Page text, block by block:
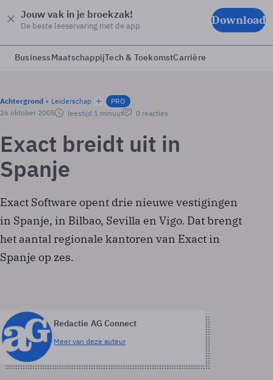
Jouw vak in je broekzak!
De beste leeservaring met de app Download
BusinessMaatschappijTech & ToekomstCarrière
Achtergrond Leiderschap
PRO
26 oktober 2005
leestijd 1 minuut 0 reacties
Exact breidt uit in
Spanje
Exact Software opent drie nieuwe vestigingen
in Spanje, in Bilbao, Sevilla en Vigo. Dat brengt
het aantal regionale kantoren van Exact in
Spanje op zes.
Redactie AG Connect
Meer van deze auteur